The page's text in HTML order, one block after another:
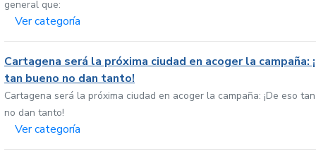
general que:
Ver categoría
Cartagena será la próxima ciudad en acoger la campaña:
tan bueno no dan tanto!
Cartagena será la próxima ciudad en acoger la campaña: ¡De eso
no dan tanto!
Ver categoría